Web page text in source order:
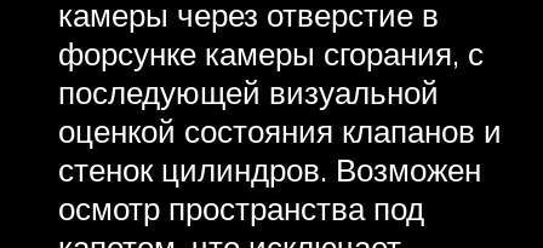
камеры через отверстие в
форсунке камеры сгорания, с
последующей визуальной
оценкой состояния клапанов и
стенок цилиндров. Возможен
осмотр пространства под